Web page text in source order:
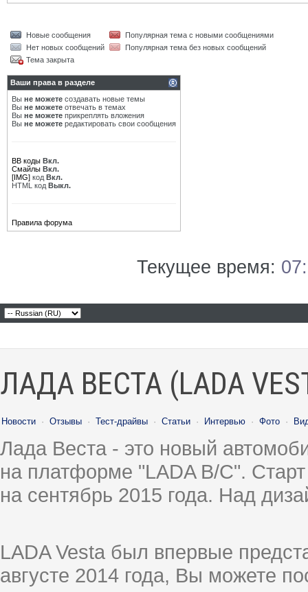
Новые сообщения
Популярная тема с новыми сообщениями
Нет новых сообщений
Популярная тема без новых сообщений
Тема закрыта
Ваши права в разделе
Вы не можете создавать новые темы
Вы не можете отвечать в темах
Вы не можете прикреплять вложения
Вы не можете редактировать свои сообщения
BB коды Вкл.
Смайлы Вкл.
[IMG] код Вкл.
HTML код Выкл.
Правила форума
Текущее время:
ЛАДА ВЕСТА (LADA
Новости · Отзывы · Тест-драйвы · Статьи · Интервью · Фото ·
Лада Веста - это новый
на платформе "LADA B/C".
на сентябрь 2015 года. Над
LADA Vesta был впервые
августе 2014 года, Вы можете